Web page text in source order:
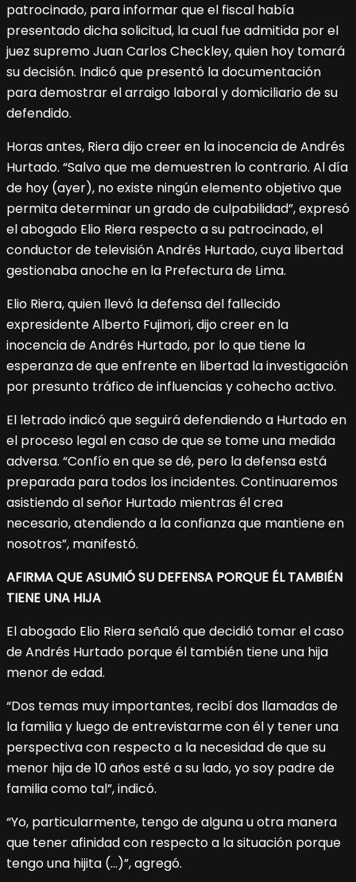
patrocinado, para informar que el fiscal había
presentado dicha solicitud, la cual fue admitida por el
juez supremo Juan Carlos Checkley, quien hoy tomará
su decisión. Indicó que presentó la documentación
para demostrar el arraigo laboral y domiciliario de su
defendido.
Horas antes, Riera dijo creer en la inocencia de Andrés
Hurtado. “Salvo que me demuestren lo contrario. Al día
de hoy (ayer), no existe ningún elemento objetivo que
permita determinar un grado de culpabilidad”, expresó
el abogado Elio Riera respecto a su patrocinado, el
conductor de televisión Andrés Hurtado, cuya libertad
gestionaba anoche en la Prefectura de Lima.
Elio Riera, quien llevó la defensa del fallecido
expresidente Alberto Fujimori, dijo creer en la
inocencia de Andrés Hurtado, por lo que tiene la
esperanza de que enfrente en libertad la investigación
por presunto tráfico de influencias y cohecho activo.
El letrado indicó que seguirá defendiendo a Hurtado en
el proceso legal en caso de que se tome una medida
adversa. “Confío en que se dé, pero la defensa está
preparada para todos los incidentes. Continuaremos
asistiendo al señor Hurtado mientras él crea
necesario, atendiendo a la confianza que mantiene en
nosotros”, manifestó.
AFIRMA QUE ASUMIÓ SU DEFENSA PORQUE ÉL TAMBIÉN
TIENE UNA HIJA
El abogado Elio Riera señaló que decidió tomar el caso
de Andrés Hurtado porque él también tiene una hija
menor de edad.
“Dos temas muy importantes, recibí dos llamadas de
la familia y luego de entrevistarme con él y tener una
perspectiva con respecto a la necesidad de que su
menor hija de 10 años esté a su lado, yo soy padre de
familia como tal”, indicó.
“Yo, particularmente, tengo de alguna u otra manera
que tener afinidad con respecto a la situación porque
tengo una hijita (…)”, agregó.